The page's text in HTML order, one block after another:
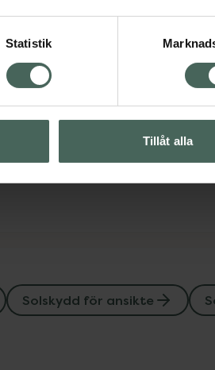
Statistik
Tillåt alla
Kampanjpris online
båda för
kr
Solskydd för ansikte